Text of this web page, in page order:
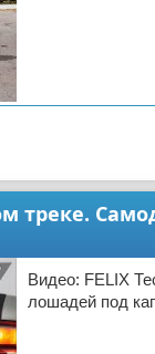
треке.
Видео: FELIX
лошадей под